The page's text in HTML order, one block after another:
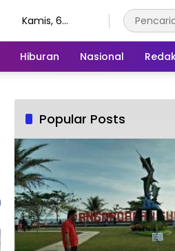
Kamis, 6
Hiburan Nasional
Popular Posts